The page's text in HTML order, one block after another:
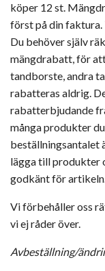
köper 12 st.
först på din
Du behöver själv
mängdrabatt, för
tandborste, andra
rabatteras aldrig.
rabatterbjudande
många produkter
beställningsantalet
lägga till produkter
godkänt för
Vi förbehåller oss
vi ej råder över.
Avbeställning/